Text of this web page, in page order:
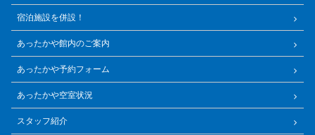
宿泊施設を併設！
あったかや館内のご案内
あったかや予約フォーム
あったかや空室状況
スタッフ紹介